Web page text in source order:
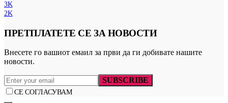
3K
2K
ПРЕТПЛАТЕТЕ СЕ ЗА НОВОСТИ
Внесете го вашиот емаил за први да ги добивате нашите
новости.
SUBSCRIBE
СЕ СОГЛАСУВАМ